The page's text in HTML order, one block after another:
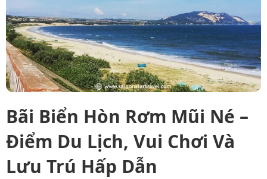
Bãi Biển Hòn Rơm Mũi Né –
Điểm Du Lịch, Vui Chơi Và
Lưu Trú Hấp Dẫn